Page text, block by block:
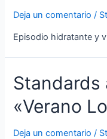
Deja un comentario /
Episodio hidratante y
Standards
«Verano
Deja un comentario /